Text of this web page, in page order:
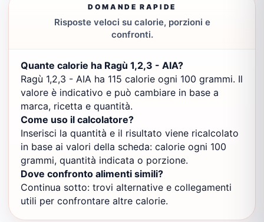
DOMANDE RAPIDE
Risposte veloci su calorie, porzioni e
confronti.
Quante calorie ha Ragù 1,2,3 - AIA?
Ragù 1,2,3 - AIA ha 115 calorie ogni 100 grammi. Il
valore è indicativo e può cambiare in base a
marca, ricetta e quantità.
Come uso il calcolatore?
Inserisci la quantità e il risultato viene ricalcolato
in base ai valori della scheda: calorie ogni 100
grammi, quantità indicata o porzione.
Dove confronto alimenti simili?
Continua sotto: trovi alternative e collegamenti
utili per confrontare altre calorie.